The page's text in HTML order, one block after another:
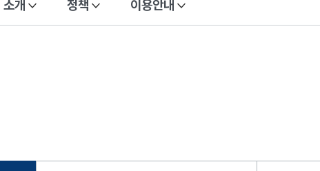
소개 정책 이용안내